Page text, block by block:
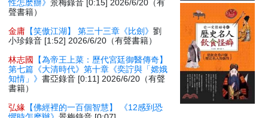
性怎麽辦》景梅錄音 [0:15] 2026/6/20（有
聲書籍）
金庸 【笑傲江湖】 第三十三章《比劍》劉
小珍錄音 [1:52] 2026/6/20（有聲書籍）
林志國
【為帝王上菜：歷代宮廷御醫傳奇】
第七篇《大清時代》第十章《奕詝與「嫦娥
知情」》書亞錄音 [0:11] 2026/6/20（有聲
書籍）
弘緣 【佛經裡的一百個智慧】 《12感到恐